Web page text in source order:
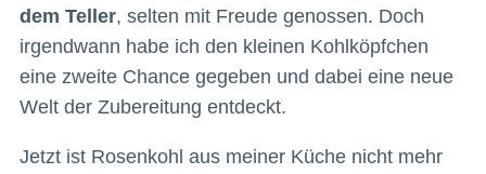
dem Teller, selten mit Freude genossen. Doch
irgendwann habe ich den kleinen Kohlköpfchen
eine zweite Chance gegeben und dabei eine neue
Welt der Zubereitung entdeckt.
Jetzt ist Rosenkohl aus meiner Küche nicht mehr